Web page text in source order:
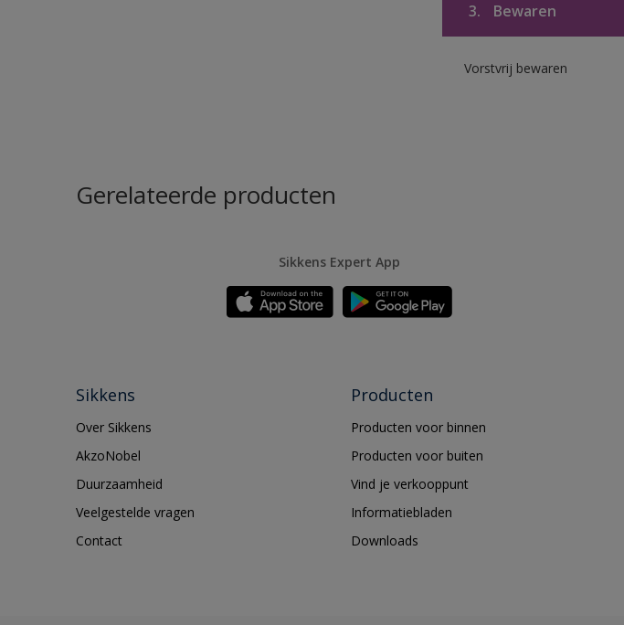
3. Bewaren
Vorstvrij bewaren
Gerelateerde producten
Sikkens Expert App
Sikkens
Over Sikkens
AkzoNobel
Duurzaamheid
Veelgestelde vragen
Contact
Producten
Producten voor binnen
Producten voor buiten
Vind je verkooppunt
Informatiebladen
Downloads